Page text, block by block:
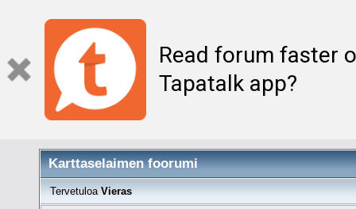
Read forum faster
Tapatalk app?
Karttaselaimen foorumi
Tervetuloa Vieras